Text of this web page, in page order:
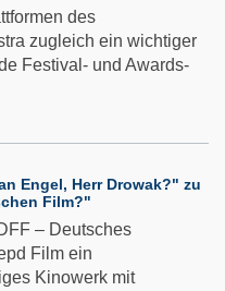
des
zugleich ein wichtiger
Festival- und Awards-
Engel, Herr Drowak?" zu
Film?"
– Deutsches
Film ein
Kinowerk mit